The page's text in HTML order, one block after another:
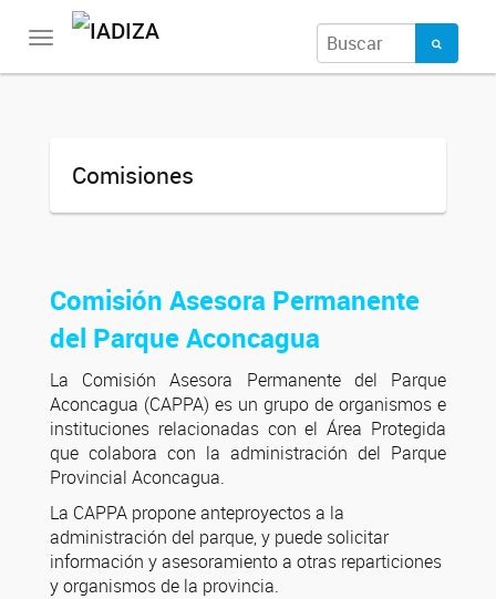
Toggle
Comisiones
Comisión Asesora Permanente
del Parque Aconcagua
La Comisión Asesora Permanente del Parque
Aconcagua (CAPPA) es un grupo de organismos e
instituciones relacionadas con el Área Protegida
que colabora con la administración del Parque
Provincial Aconcagua.
La CAPPA propone anteproyectos a la
administración del parque, y puede solicitar
información y asesoramiento a otras reparticiones
y organismos de la provincia.